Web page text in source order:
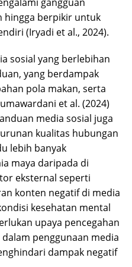
hingga berpikir untuk
(Iryadi et al., 2024).
sosial yang berlebihan
yang berdampak
pola makan, serta
et al. (2024)
media sosial juga
kualitas hubungan
lebih banyak
maya daripada di
eksternal seperti
konten negatif di media
kesehatan mental
upaya pencegahan
penggunaan media
dampak negatif